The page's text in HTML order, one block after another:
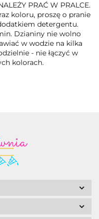
PRAĆ W PRALCE.
koloru, proszę o pranie
detergentu.
Dzianiny nie wolno
w wodzie na kilka
- nie łączyć w
kolorach.